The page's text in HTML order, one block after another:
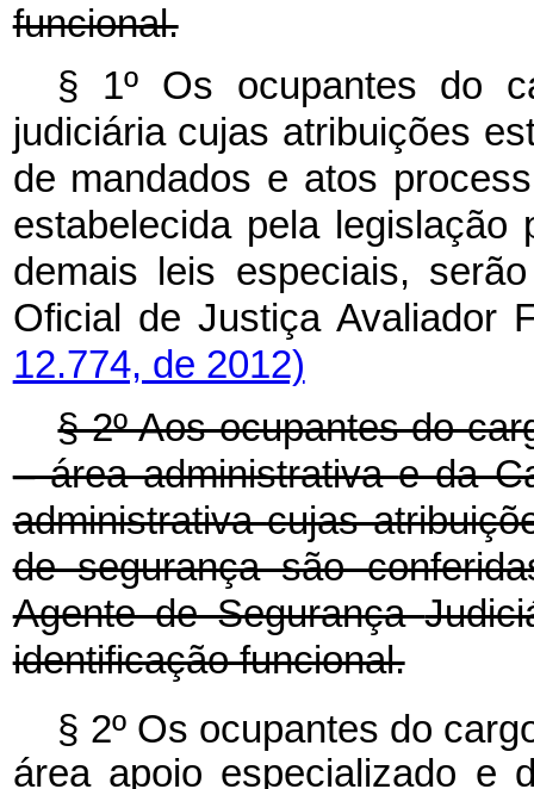
funcional.
§ 1º Os ocupantes do
judiciária cujas atribuições
de mandados e atos
estabelecida pela legislação
demais leis especiais,
Oficial de Justiça Avaliador
12.774, de 2012)
§ 2º Aos ocupantes do
– área administrativae da
administrativacujas
de segurança são
Agente de Segurança
identificação funcional.
§ 2º Os ocupantes do
área apoio especializado e